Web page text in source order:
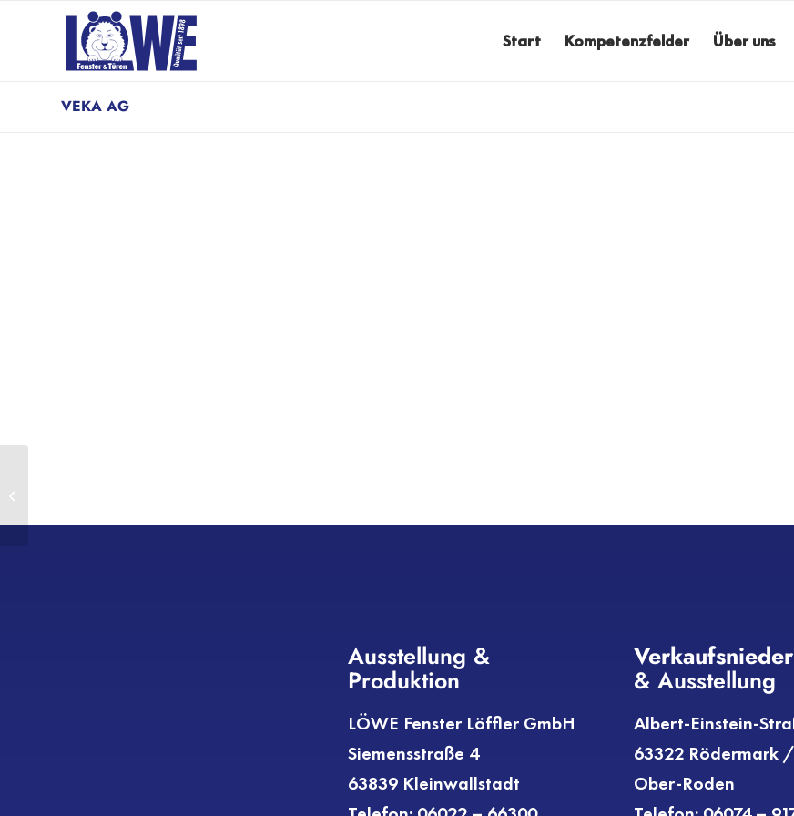
Start Kompetenzfelder Über uns
VEKA AG
Ausstellung &
Produktion
LÖWE Fenster Löffler GmbH
Siemensstraße 4
63839 Kleinwallstadt
& Ausstellung
Albert-Einstein-
63322 Rödermark /
Ober-Roden